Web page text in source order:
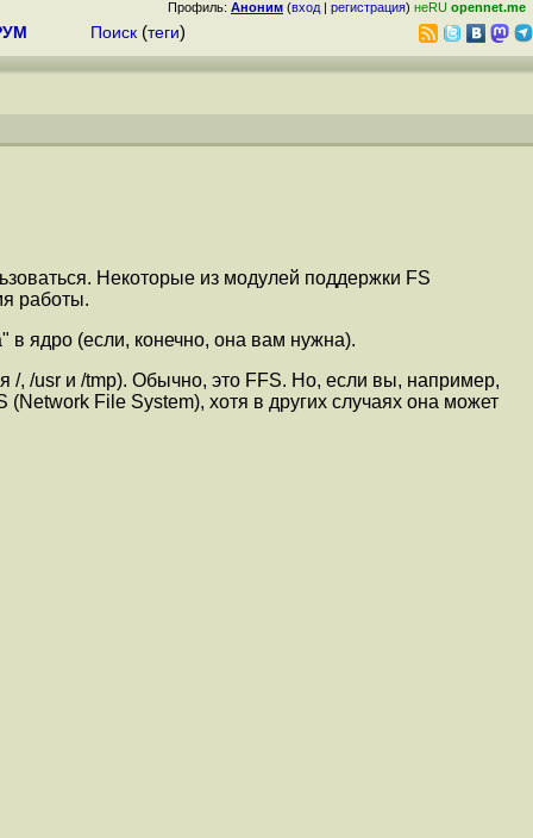
Профиль: Аноним (вход | регистрация) неRU opennet.me
Поиск (теги)
Некоторые из модулей поддержки FS
работы.
в ядро (если, конечно, она вам нужна).
/, /usr и /tmp). Обычно, это FFS. Но, если вы, например,
File System), хотя в других случаях она может